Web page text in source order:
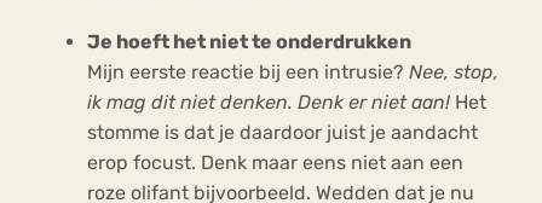
Je hoeft het niet te onderdrukken
Mijn eerste reactie bij een intrusie? Nee, stop,
ik mag dit niet denken. Denk er niet aan! Het
stomme is dat je daardoor juist je aandacht
erop focust. Denk maar eens niet aan een
roze olifant bijvoorbeeld. Wedden dat je nu